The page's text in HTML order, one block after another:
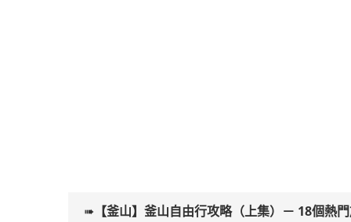
➠ 【釜山】釜山自由行攻略（上集）－ 18個熱